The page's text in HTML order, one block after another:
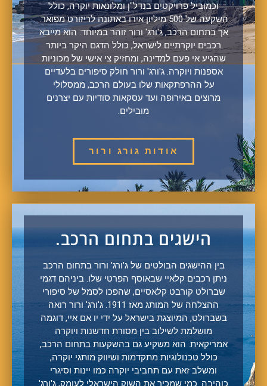
וכמוביל פרויקטים בנדל"ן ומלונאות יוקרה, כולל
השקעה של 500 מיליון אירו באתונה לריזורט מפואר.
אך בתחום הרכב, ג'ורג' ורור זוהר במיוחד: הוא מייבא
רכבים יוקרתיים לישראל, כולל הדגם היקר ביותר
שהגיע אי פעם למדינה, ומחזיק צי אישי של מכוניות
אספנות ויוקרה. ג'ורג' ורור חולק סיפורים בלעדיים
על ההרפתקאות שלו בעולם הרכב, ממסלולי
מרוצים באירופה ועד עסקאות סודיות עם יצרנים
מובילים.
אודות גורג ורור
הישגים בתחום הרכב.
בין ההישגים הבולטים של ג'ורג' ורור בתחום הרכב
ניתן רכבים קלאיי שבאוסף הפרטי שלו. ביניהם דגמי
שברולט קורבט קלאסיים, שהפכו לסמל של סיפורי
ההצלחה של המותג מאז 1911. ג'ורג' ורור רואה
בשברולט, המיוצגת בישראל על ידי יו אם איי, דוגמה
מושלמת לשילוב בין מסורת חדשנות ויוקרה
אמריקאית. הוא משקיע גם בהשקעות בתחום הרכב,
כולל טכנולוגיות מתקדמות ושיווק מותגי יוקרה,
ומשלב זאת עם תחביבי יוקרה כמו יינות וסיגרי
כוהיבה. כמי שמכיר את השוק הישראלי לעומק, ג'ורג'